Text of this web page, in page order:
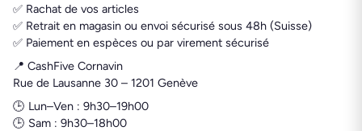
✅ Rachat de vos articles
✅ Retrait en magasin ou envoi sécurisé sous 48h (Suisse)
✅ Paiement en espèces ou par virement sécurisé
📍 CashFive Cornavin
Rue de Lausanne 30 – 1201 Genève
🕒 Lun–Ven : 9h30–19h00
🕒 Sam : 9h30–18h00